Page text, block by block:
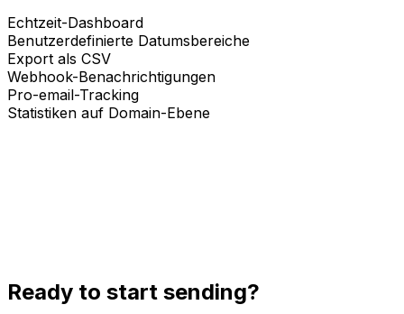
Echtzeit-Dashboard
Benutzerdefinierte Datumsbereiche
Export als CSV
Webhook-Benachrichtigungen
Pro-email-Tracking
Statistiken auf Domain-Ebene
Ready to start sending?